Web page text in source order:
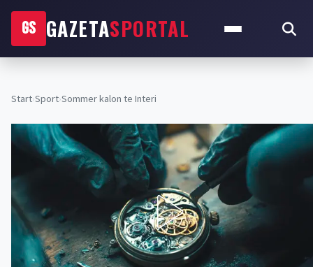
GS GAZETASPORTAL
Start›Sport›Sommer kalon te Interi